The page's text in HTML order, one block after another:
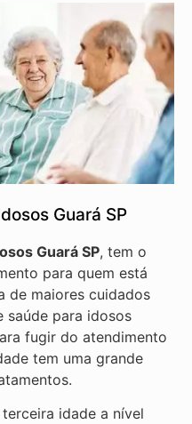
Guará SP
Guará SP, tem o
para quem está
de maiores cuidados
saúde para idosos
fugir do atendimento
tem uma grande
idade a nível